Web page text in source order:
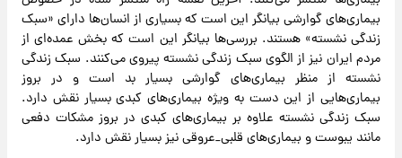
بیماری‌های گوارشی بیانگر این است که بسیاری از انسان‌ها دارای «سبک
زندگی نشسته» هستند. بررسی‌ها بیانگر این است که بخش عمده‌ای از
مردم ایران نیز از الگوی سبک زندگی نشسته پیروی می‌کنند. سبک زندگی
نشسته از منظر بیماری‌های گوارشی بسیار بد است و در بروز
بیماری‌هایی از این دست به ویژه بیماری‌های کبدی بسیار نقش دارد.
سبک زندگی نشسته علاوه بر بیماری‌های کبدی در بروز مشکات دفعی
مانند یبوست و بیماری‌های قلبی_عروقی نیز بسیار نقش دارد.